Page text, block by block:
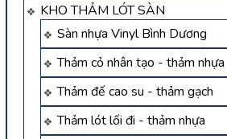
KHO THẢM LÓT SÀN
Sàn nhựa Vinyl Bình Dương
Thảm cỏ nhân tạo - thảm nhựa
Thảm đế cao su - thảm gạch
Thảm lót lối đi - thảm nhựa